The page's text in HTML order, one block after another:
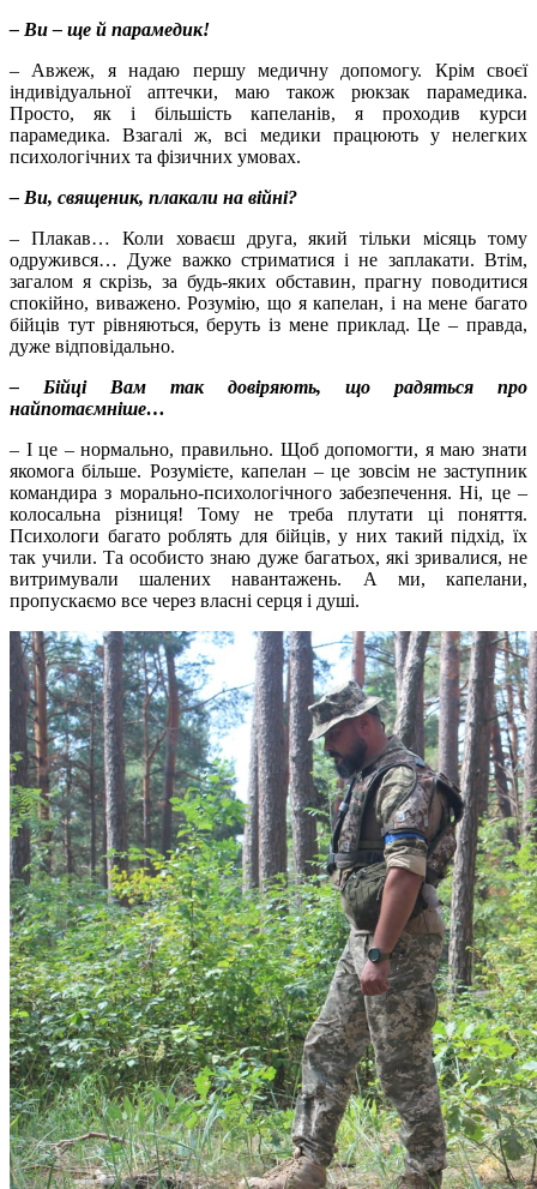
– Ви – ще й парамедик!
– Авжеж, я надаю першу медичну допомогу. Крім своєї
індивідуальної аптечки, маю також рюкзак парамедика.
Просто, як і більшість капеланів, я проходив курси
парамедика. Взагалі ж, всі медики працюють у нелегких
психологічних та фізичних умовах.
– Ви, священик, плакали на війні?
– Плакав… Коли ховаєш друга, який тільки місяць тому
одружився… Дуже важко стриматися і не заплакати. Втім,
загалом я скрізь, за будь-яких обставин, прагну поводитися
спокійно, виважено. Розумію, що я капелан, і на мене багато
бійців тут рівняються, беруть із мене приклад. Це – правда,
дуже відповідально.
– Бійці Вам так довіряють, що радяться про
найпотаємніше…
– І це – нормально, правильно. Щоб допомогти, я маю знати
якомога більше. Розумієте, капелан – це зовсім не заступник
командира з морально-психологічного забезпечення. Ні, це –
колосальна різниця! Тому не треба плутати ці поняття.
Психологи багато роблять для бійців, у них такий підхід, їх
так учили. Та особисто знаю дуже багатьох, які зривалися, не
витримували шалених навантажень. А ми, капелани,
пропускаємо все через власні серця і душі.